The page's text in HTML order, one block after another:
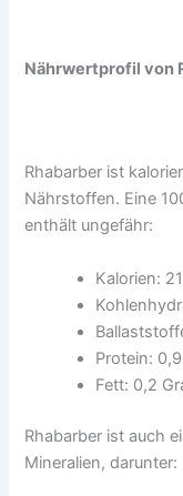
Nährwertprofil von
Rhabarber ist
Nährstoffen. Eine
enthält ungefähr:
Kalorien: 21
Protein:
Fett: 0,2
Rhabarber ist auch
Mineralien, darunter: